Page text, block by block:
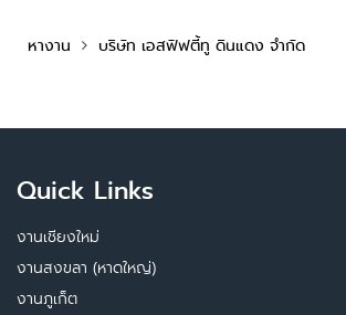
หางาน บริษัท เอสฟิฟตี้ทู ดินแดง จำกัด
Quick Links
งานเชียงใหม่
งานสงขลา (หาดใหญ่)
งานภูเก็ต